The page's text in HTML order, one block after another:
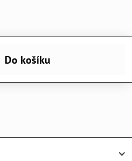
Do košíku